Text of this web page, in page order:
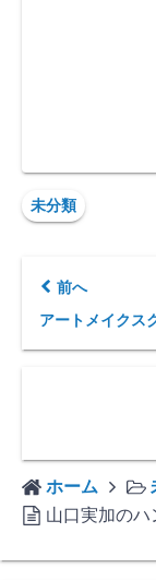
未分類
前へ
アートメイクス
ホーム
山口実加のハ